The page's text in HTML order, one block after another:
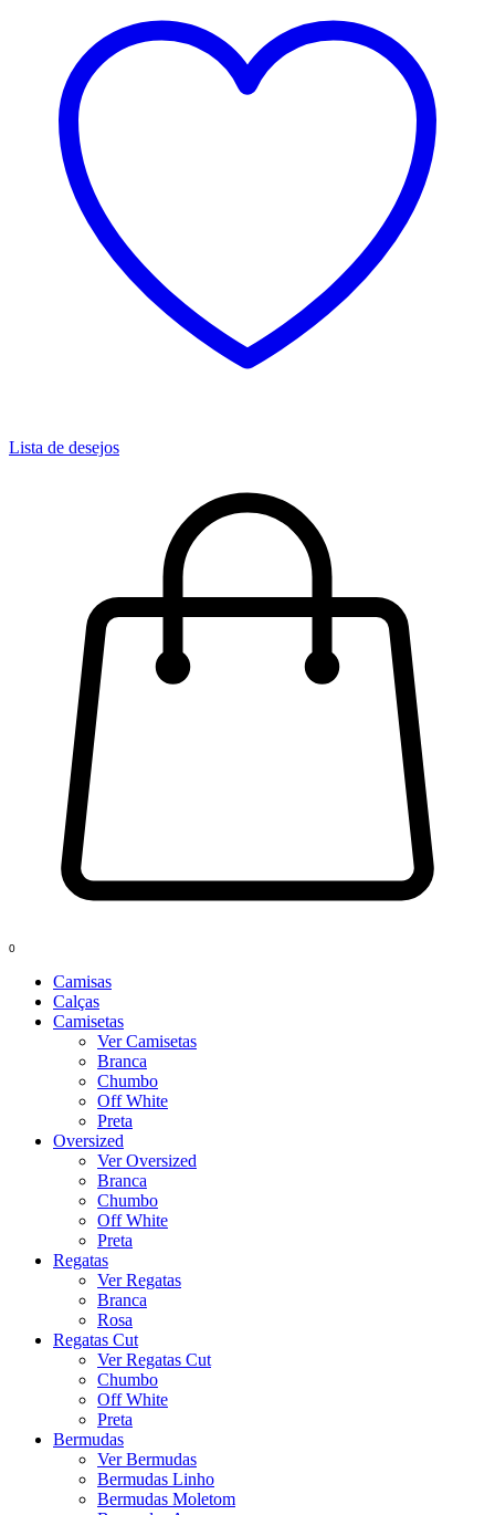
Lista de desejos
0
Camisas
Calças
Camisetas
Ver Camisetas
Branca
Chumbo
Off White
Preta
Oversized
Ver Oversized
Branca
Chumbo
Off White
Preta
Regatas
Ver Regatas
Branca
Rosa
Regatas Cut
Ver Regatas Cut
Chumbo
Off White
Preta
Bermudas
Ver Bermudas
Bermudas Linho
Bermudas Moletom